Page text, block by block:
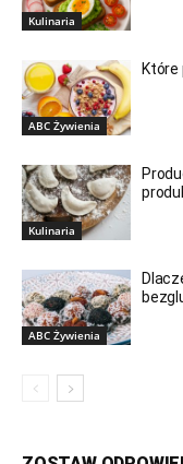
Kulinaria
ABC Żywienia
Które
Kulinaria
ABC Żywienia